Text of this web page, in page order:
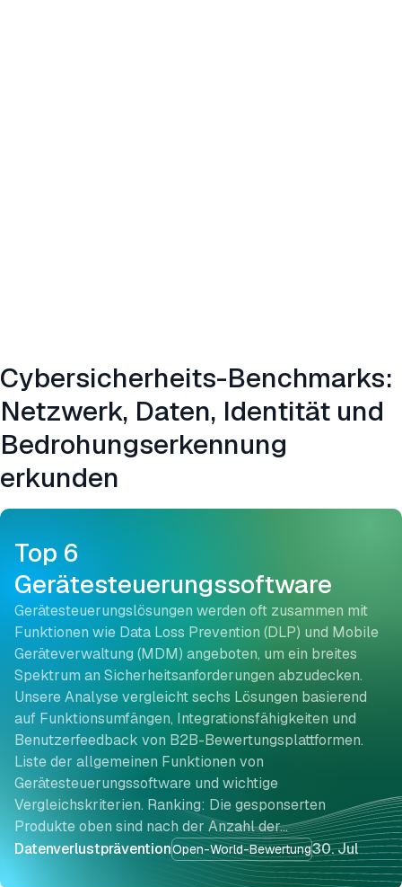
Cybersicherheits-Benchmarks:
Netzwerk, Daten, Identität und
Bedrohungserkennung
erkunden
Top 6
Gerätesteuerungssoftware
DatenverlustpräventionOpen-World-Bewertung30. Jul
Gerätesteuerungslösungen werden oft zusammen mit
Funktionen wie Data Loss Prevention (DLP) und Mobile
Geräteverwaltung (MDM) angeboten, um ein breites
Spektrum an Sicherheitsanforderungen abzudecken.
Unsere Analyse vergleicht sechs Lösungen basierend
auf Funktionsumfängen, Integrationsfähigkeiten und
Benutzerfeedback von B2B-Bewertungsplattformen.
Liste der allgemeinen Funktionen von
Gerätesteuerungssoftware und wichtige
Vergleichskriterien. Ranking: Die gesponserten
Produkte oben sind nach der Anzahl der…